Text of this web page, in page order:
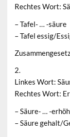
Rechtes Wort:
– Tafel- … -säure
– Tafel essig/
2.
Linkes Wort:
Rechtes Wort:
– Säure- … -
– Säure gehalt/